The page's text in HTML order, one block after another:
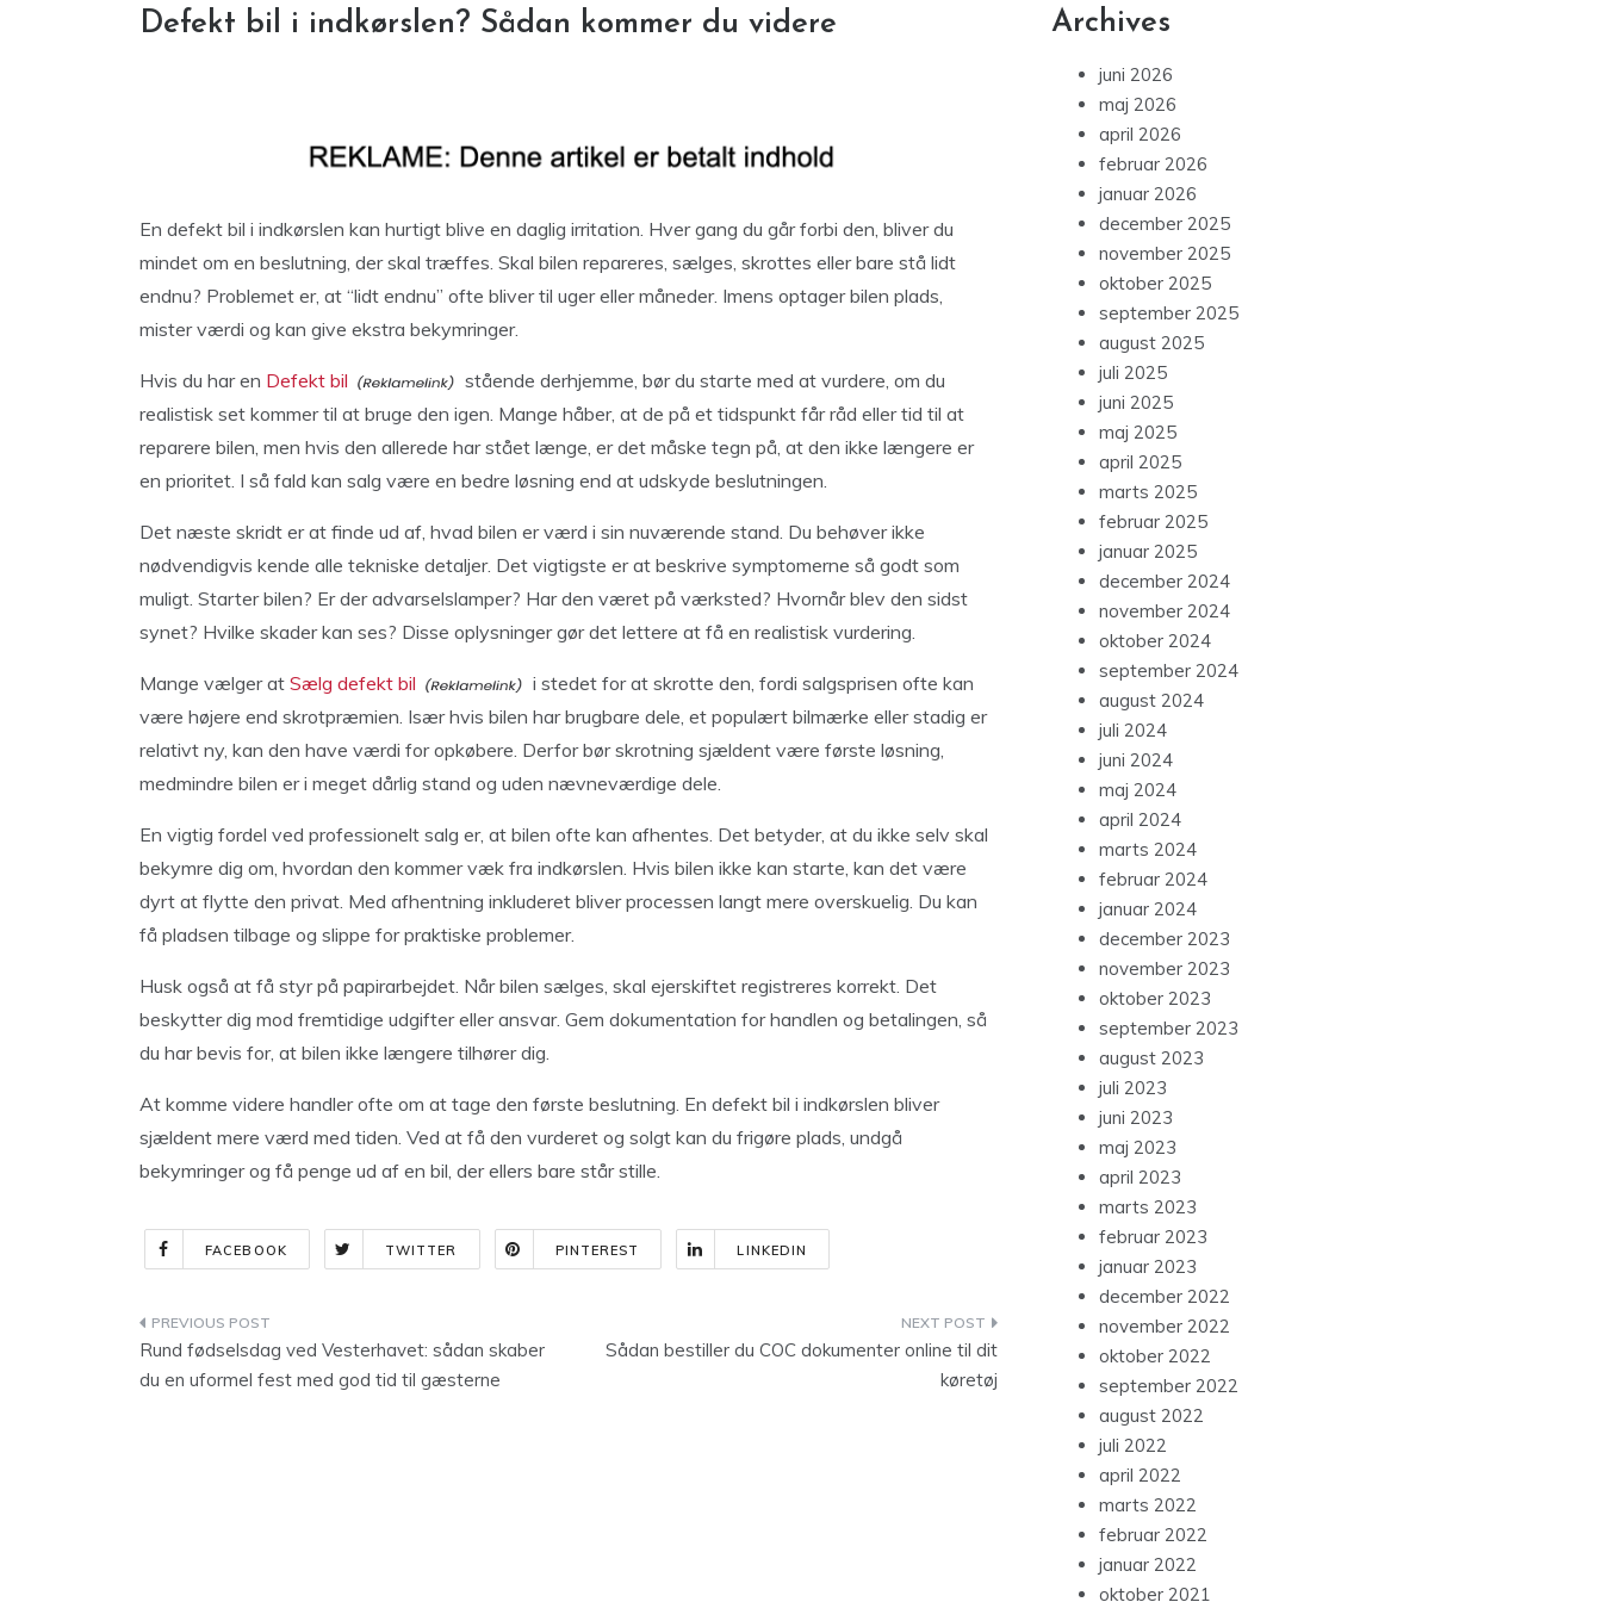
Defekt bil i indkørslen? Sådan kommer du videre
En defekt bil i indkørslen kan hurtigt blive en daglig irritation. Hver gang du går forbi den, bliver du
mindet om en beslutning, der skal træffes. Skal bilen repareres, sælges, skrottes eller bare stå lidt
endnu? Problemet er, at “lidt endnu” ofte bliver til uger eller måneder. Imens optager bilen plads,
mister værdi og kan give ekstra bekymringer.
Hvis du har en Defekt bil
stående derhjemme, bør du starte med at vurdere, om du
realistisk set kommer til at bruge den igen. Mange håber, at de på et tidspunkt får råd eller tid til at
reparere bilen, men hvis den allerede har stået længe, er det måske tegn på, at den ikke længere er
en prioritet. I så fald kan salg være en bedre løsning end at udskyde beslutningen.
Det næste skridt er at finde ud af, hvad bilen er værd i sin nuværende stand. Du behøver ikke
nødvendigvis kende alle tekniske detaljer. Det vigtigste er at beskrive symptomerne så godt som
muligt. Starter bilen? Er der advarselslamper? Har den været på værksted? Hvornår blev den sidst
synet? Hvilke skader kan ses? Disse oplysninger gør det lettere at få en realistisk vurdering.
Mange vælger at Sælg defekt bil
i stedet for at skrotte den, fordi salgsprisen ofte kan
være højere end skrotpræmien. Især hvis bilen har brugbare dele, et populært bilmærke eller stadig er
relativt ny, kan den have værdi for opkøbere. Derfor bør skrotning sjældent være første løsning,
medmindre bilen er i meget dårlig stand og uden nævneværdige dele.
En vigtig fordel ved professionelt salg er, at bilen ofte kan afhentes. Det betyder, at du ikke selv skal
bekymre dig om, hvordan den kommer væk fra indkørslen. Hvis bilen ikke kan starte, kan det være
dyrt at flytte den privat. Med afhentning inkluderet bliver processen langt mere overskuelig. Du kan
få pladsen tilbage og slippe for praktiske problemer.
Husk også at få styr på papirarbejdet. Når bilen sælges, skal ejerskiftet registreres korrekt. Det
beskytter dig mod fremtidige udgifter eller ansvar. Gem dokumentation for handlen og betalingen, så
du har bevis for, at bilen ikke længere tilhører dig.
At komme videre handler ofte om at tage den første beslutning. En defekt bil i indkørslen bliver
sjældent mere værd med tiden. Ved at få den vurderet og solgt kan du frigøre plads, undgå
bekymringer og få penge ud af en bil, der ellers bare står stille.
FACEBOOK TWITTER PINTEREST LINKEDIN
Indlægsnavigation
Rund fødselsdag ved Vesterhavet: sådan skaber
du en uformel fest med god tid til gæsterne
Sådan bestiller du COC dokumenter online til dit
køretøj
Archives
juni 2026
maj 2026
april 2026
februar 2026
januar 2026
december 2025
november 2025
oktober 2025
september 2025
august 2025
juli 2025
juni 2025
maj 2025
april 2025
marts 2025
februar 2025
januar 2025
december 2024
november 2024
oktober 2024
september 2024
august 2024
juli 2024
juni 2024
maj 2024
april 2024
marts 2024
februar 2024
januar 2024
december 2023
november 2023
oktober 2023
september 2023
august 2023
juli 2023
juni 2023
maj 2023
april 2023
marts 2023
februar 2023
januar 2023
december 2022
november 2022
oktober 2022
september 2022
august 2022
juli 2022
april 2022
marts 2022
februar 2022
januar 2022
oktober 2021